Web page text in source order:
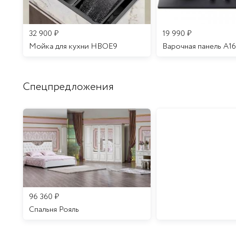
32 900 ₽
Мойка для кухни HBOE9
19 990 ₽
Варочная панель A16
Спецпредложения
96 360 ₽
Спальня Рояль